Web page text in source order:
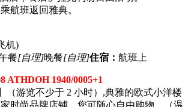
航班返回雅典。
机)
餐[自理]晚餐[自理]住宿： 航班上
ATHDOH 1940/0005+1
（游览不少于 2 小时）,典雅的欧式小洋楼
时尚品牌店铺，您可随心自由购物。（温